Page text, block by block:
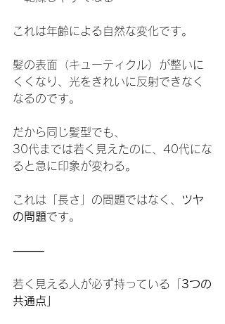
これは年齢による自然な変化です。
髪の表面（キューティクル）が整いに
くくなり、光をきれいに反射できなく
なるのです。
だから同じ髪型でも、
30代までは若く見えたのに、40代にな
ると急に印象が変わる。
これは「長さ」の問題ではなく、
ツヤ
の問題です。
⸻
若く見える人が必ず持っている「 3つの
共通点」